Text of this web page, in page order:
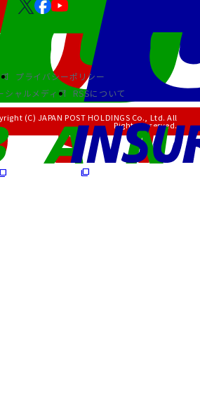
プライバシーポリシー
シャルメディア RSSについて
(C) JAPAN POST HOLDINGS Co., Ltd. All
Rights Reserved.